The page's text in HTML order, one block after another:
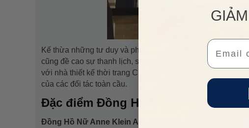
VUA HÀNG
Kế thừa những tư duy và phong cách thiết kế của thương
cũng đề cao sự thanh lịch, sành điệu mà không hề rườm
với nhà thiết kế thời trang Charles Nolan, thương hiệu
của các đối tác toàn cầu.
Đặc điểm Đồng Hồ Nữ Anne Klein
Đồng Hồ Nữ Anne Klein AK/2246CRNV 28mm Màu Xanh
Email